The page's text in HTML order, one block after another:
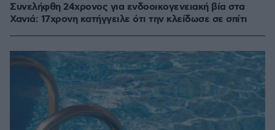
Συνελήφθη 24χρονος για ενδοοικογενειακή βία στα
Χανιά: 17χρονη κατήγγειλε ότι την κλείδωσε σε σπίτι